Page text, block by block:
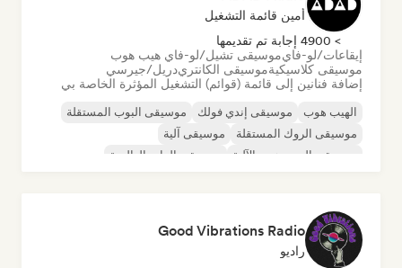
أمين قائمة التشغيل
> 4900 إجابة تم تقديمها
إيقاعات/لو-فايموسيقى تشيل/لو-فاي هيب هوب
موسيقى كلاسيكيةموسيقى الكانتريدريل/جيرسي
إضافة فنانين إلى قائمة (قوائم) التشغيل المؤثرة الخاصة بي
الهيب هوب موسيقى إندي فولك
موسيقى البوب المستقلة
موسيقى الروك المستقلة
موسيقى آلية
موسيقى الهيب هوب الآلية
موسيقى الراب العالمية
Good Vibrations Radio
راديو